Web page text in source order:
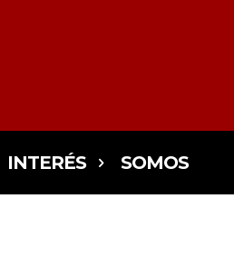
INTERÉS SOMOS